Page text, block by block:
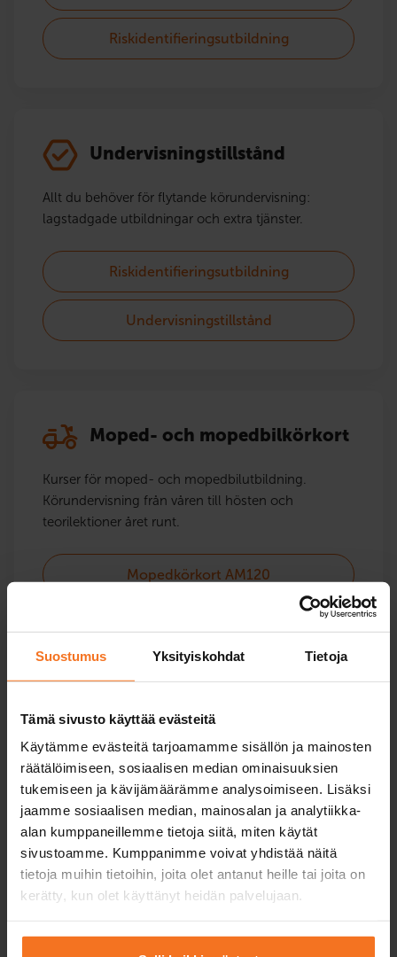
Suostumus Yksityiskohdat Tietoja
Tämä sivusto käyttää evästeitä
Käytämme evästeitä tarjoamamme sisällön ja mainosten
räätälöimiseen, sosiaalisen median ominaisuuksien
tukemiseen ja kävijämäärämme analysoimiseen. Lisäksi
jaamme sosiaalisen median, mainosalan ja analytiikka-
alan kumppaneillemme tietoja siitä, miten käytät
sivustoamme. Kumppanimme voivat yhdistää näitä
tietoja muihin tietoihin, joita olet antanut heille tai joita on
kerätty, kun olet käyttänyt heidän palvelujaan.
Riskidentifieringsutbildning
Undervisningstillstånd
Allt du behöver för flytande körundervisning:
lagstadgade utbildningar och extra tjänster.
Riskidentifieringsutbildning
Undervisningstillstånd
Moped- och mopedbilkörkort
Kurser för moped- och mopedbilutbildning.
Körundervisning från våren till hösten och
teorilektioner året runt.
Mopedkörkort AM120
Motorcykel
Kurser för alla motorcykelkategorier – också
höjningar.
Lätt Motorcykelkörkort A1
Motorcykelkörkort A2